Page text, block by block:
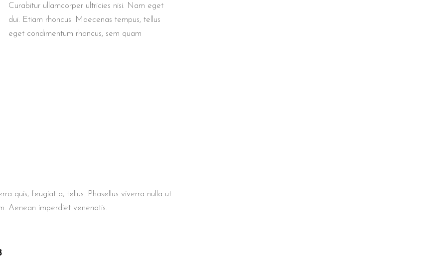
Curabitur ullamcorper ultricies nisi. Nam eget
dui. Etiam rhoncus. Maecenas tempus, tellus
eget condimentum rhoncus, sem quam
quis, feugiat a, tellus. Phasellus viverra nulla ut
Aenean imperdiet venenatis.